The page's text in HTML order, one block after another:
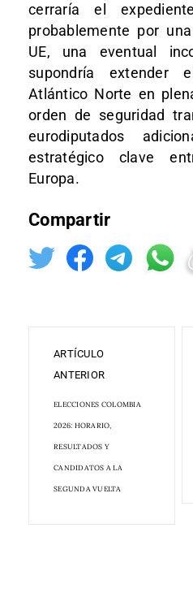
cerraría el
probablemente por
UE, una eventual
supondría extender
Atlántico Norte en
orden de seguridad
eurodiputados
estratégico clave
Europa.
Compartir
ARTÍCULO
ANTERIOR
ELECCIONES COLOMBIA
2026: HORARIO,
RESULTADOS Y
CANDIDATOS A LA
SEGUNDA VUELTA